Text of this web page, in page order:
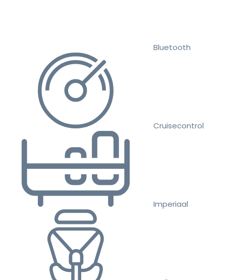
Bluetooth
Cruisecontrol
Imperiaal